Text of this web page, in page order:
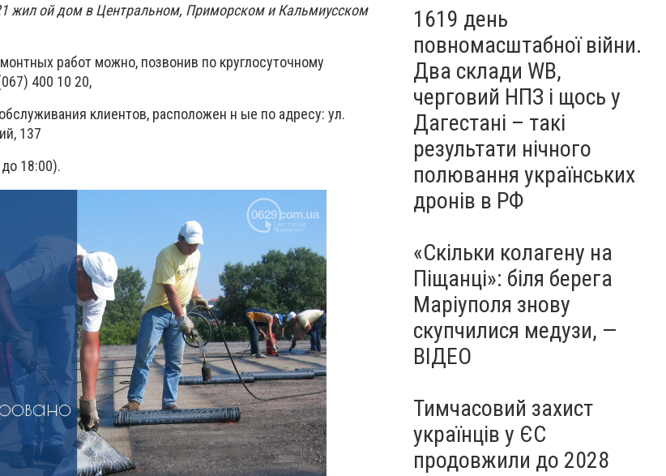
жилойдом в Центральном, Приморском и Кальмиусском
работ можно, позвонив по круглосуточному
400 10 20,
клиентов, расположен н ые по адресу: ул.
137
18:00).
1619 день
повномасштабної війни.
Два склади WB,
черговий НПЗ і щось у
Дагестані – такі
результати нічного
полювання українських
дронів в РФ
«Скільки колагену на
Піщанці»: біля берега
Маріуполя знову
скупчилися медузи, —
ВІДЕО
Тимчасовий захист
українців у ЄС
продовжили до 2028